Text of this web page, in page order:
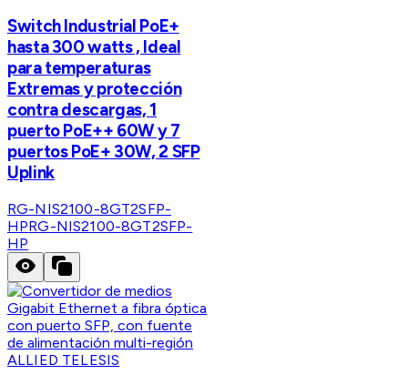
Switch Industrial PoE+
hasta 300 watts , Ideal
para temperaturas
Extremas y protección
contra descargas, 1
puerto PoE++ 60W y 7
puertos PoE+ 30W, 2 SFP
Uplink
RG-NIS2100-8GT2SFP-
HPRG-NIS2100-8GT2SFP-
HP
ALLIED TELESIS